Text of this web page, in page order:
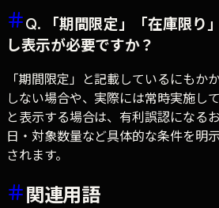
Q. 「期間限定」「在庫限り
し表示が必要ですか？
「期間限定」と記載しているにもか
しない場合や、実際には常時実施し
と表示する場合は、有利誤認になる
日・対象数量など具体的な条件を明
されます。
関連用語